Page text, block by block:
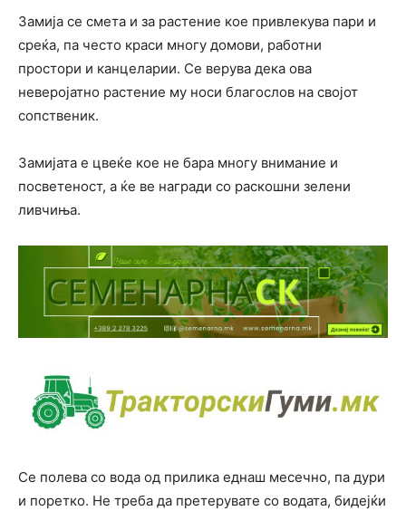
Замија се смета и за растение кое привлекува пари и
среќа, па често краси многу домови, работни
простори и канцеларии. Се верува дека ова
неверојатно растение му носи благослов на својот
сопственик.
Замијата е цвеќе кое не бара многу внимание и
посветеност, а ќе ве награди со раскошни зелени
ливчиња.
Се полева со вода од прилика еднаш месечно, па дури
и поретко. Не треба да претерувате со водата, бидејќи